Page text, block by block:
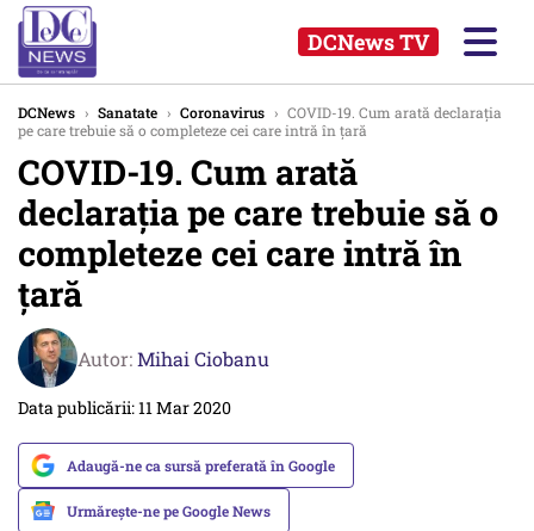
DCNews TV
DCNews › Sanatate › Coronavirus › COVID-19. Cum arată declaraţia
pe care trebuie să o completeze cei care intră în ţară
COVID-19. Cum arată
declaraţia pe care trebuie să o
completeze cei care intră în
ţară
Autor:Mihai Ciobanu
Data publicării: 11 Mar 2020
Adaugă-ne ca sursă preferată în Google
Urmărește-ne pe Google News